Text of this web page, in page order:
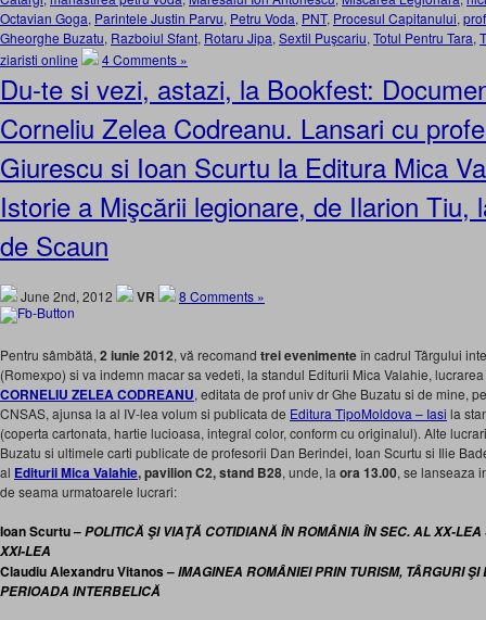
Octavian Goga, Parintele Justin Parvu, Petru Voda, PNT, Procesul Capitanului,
Gheorghe Buzatu, Razboiul Sfant, Rotaru Jipa, Sextil Puşcariu, Totul Pentru Tara,
ziaristi online
4 Comments »
Du-te si vezi, astazi, la Bookfest:
Corneliu Zelea Codreanu. Lansari cu
Giurescu si Ioan Scurtu la Editura Mica
Istorie a Mişcării legionare, de Ilarion Tiu,
de Scaun
June 2nd, 2012 VR 8 Comments »
Pentru sâmbătă, 2 iunie 2012, vă recomand trei evenimenteîn cadrul Târgului
(Romexpo) si va indemn macar sa vedeti, la standul Editurii Mica Valahie, lucrarea
CORNELIU ZELEA CODREANU, editata de prof univ dr Ghe Buzatu si de mine,
CNSAS, ajunsa la al IV-lea volum si publicata de Editura TipoMoldova – Iasi la
(coperta cartonata, hartie lucioasa, integral color, conform cu originalul). Alte
Buzatu si ultimele carti publicate de profesorii Dan Berindei, Ioan Scurtu si Ilie
al Editurii Mica Valahie, pavilion C2, stand B28, unde, la ora 13.00, se lanseaza
de seama urmatoarele lucrari:
Ioan Scurtu –POLITICĂ ŞI VIAŢĂ COTIDIANĂ ÎN ROMÂNIA ÎN SEC. AL XX-
XXI-LEA
Claudiu Alexandru Vitanos –IMAGINEA ROMÂNIEI PRIN TURISM, TÂRGURI ŞI
PERIOADA INTERBELICĂ